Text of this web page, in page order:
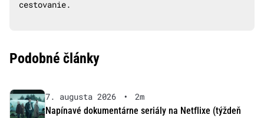
cestovanie.
Podobné články
7. augusta 2026 •
2m
Napínavé dokumentárne seriály na Netflixe (týždeň